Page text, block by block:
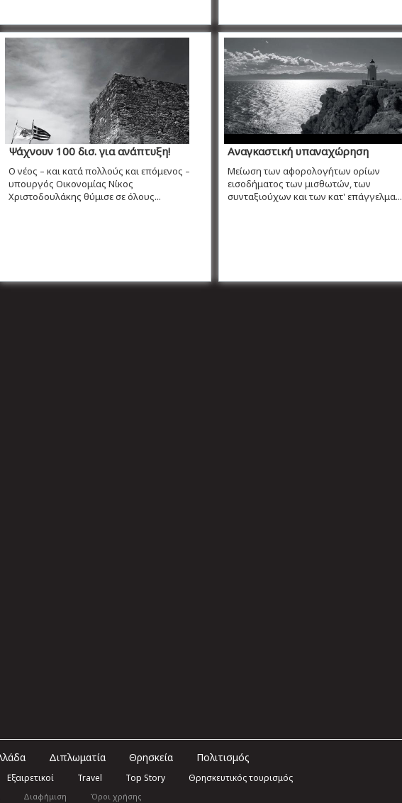
Ψάχνουν 100 δισ. για ανάπτυξη!
Ο νέος – και κατά πολλούς και επόμενος –
υπουργός Οικονομίας Νίκος
Χριστοδουλάκης θύμισε σε όλους...
Αναγκαστική υπαναχώρηση
Μείωση των αφορολογήτων ορίων
εισοδήματος των μισθωτών, των
συνταξιούχων και των κατ' επάγγελμα...
Διπλωματία Θρησκεία Πολιτισμός
Εξαιρετικοί Travel Top Story Θρησκευτικός τουρισμός
Διαφήμιση Όροι χρήσης